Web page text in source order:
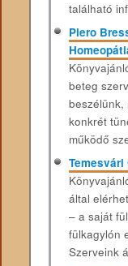
található
Piero
beteg
beszélünk,
konkrét
működő
által
– a saját
fülkagylón
Szerveink